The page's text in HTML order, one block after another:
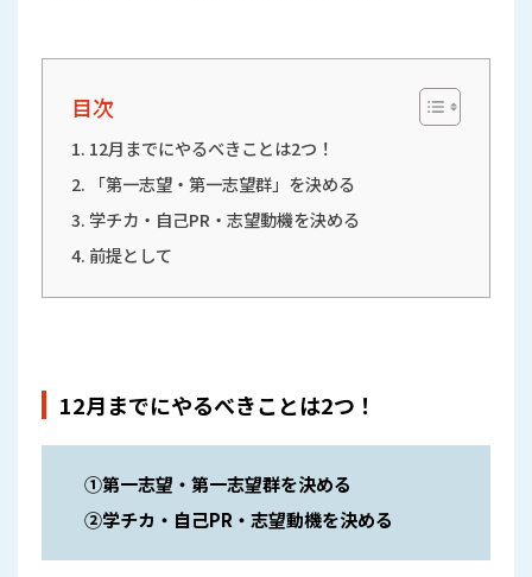
目次
12月までにやるべきことは2つ！
「第一志望・第一志望群」を決める
学チカ・自己PR・志望動機を決める
前提として
12月までにやるべきことは2つ！
①第一志望・第一志望群を決める
②学チカ・自己PR・志望動機を決める